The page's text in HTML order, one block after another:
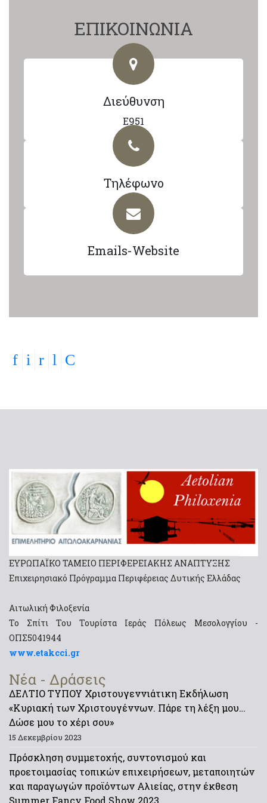
ΕΠΙΚΟΙΝΩΝΙΑ
Διεύθυνση
E951
Τηλέφωνο
Emails-Website
ΕΥΡΩΠΑΪΚΟ ΤΑΜΕΙΟ ΠΕΡΙΦΕΡΕΙΑΚΗΣ ΑΝΑΠΤΥΞΗΣ
Επιχειρησιακό Πρόγραμμα Περιφέρειας Δυτικής Ελλάδας
Αιτωλική Φιλοξενία
Το Σπίτι Του Τουρίστα Ιεράς Πόλεως Μεσολογγίου -
ΟΠΣ5041944
www.etakcci.gr
Νέα - Δράσεις
ΔΕΛΤΙΟ ΤΥΠΟΥ Χριστουγεννιάτικη Εκδήλωση
«Κυριακή των Χριστουγέννων. Πάρε τη λέξη μου…
Δώσε μου το χέρι σου»
15 Δεκεμβρίου 2023
Πρόσκληση συμμετοχής, συντονισμού και
προετοιμασίας τοπικών επιχειρήσεων, μεταποιητών
και παραγωγών προϊόντων Αλιείας, στην έκθεση